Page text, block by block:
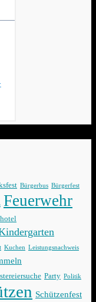
Bürgerbus Bürgerfest
Feuerwehr
Kuchen Leistungsnachweis
Party Politik
Schützenfest